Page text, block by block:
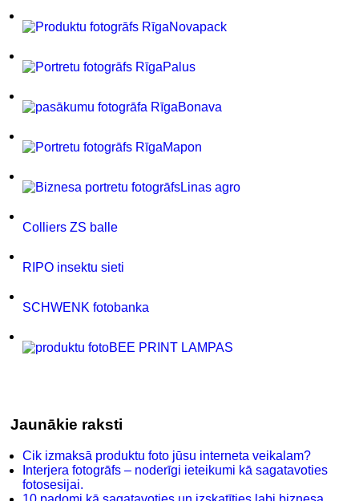
Novapack
Palus
Bonava
Mapon
Linas agro
Colliers ZS balle
RIPO insektu sieti
SCHWENK fotobanka
BEE PRINT LAMPAS
Jaunākie raksti
Cik izmaksā produktu foto jūsu interneta veikalam?
Interjera fotogrāfs – noderīgi ieteikumi kā sagatavoties
fotosesijai.